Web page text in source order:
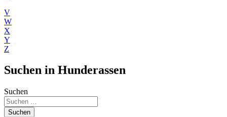
V
W
X
Y
Z
Suchen in Hunderassen
Suchen
Suchen